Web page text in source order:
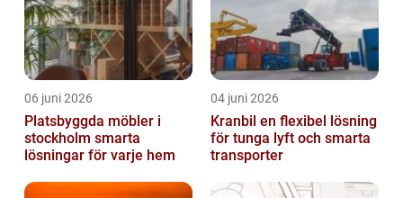
06 juni 2026
Platsbyggda möbler i
stockholm smarta
lösningar för varje hem
04 juni 2026
Kranbil en flexibel lösning
för tunga lyft och smarta
transporter